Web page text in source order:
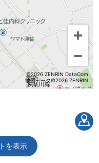
©2026 ZENRIN DataCom
地図データ©2026 ZENRIN
を表示